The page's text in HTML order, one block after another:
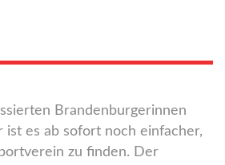
Brandenburgerinnen
ist es ab sofort noch einfacher,
zu finden. Der